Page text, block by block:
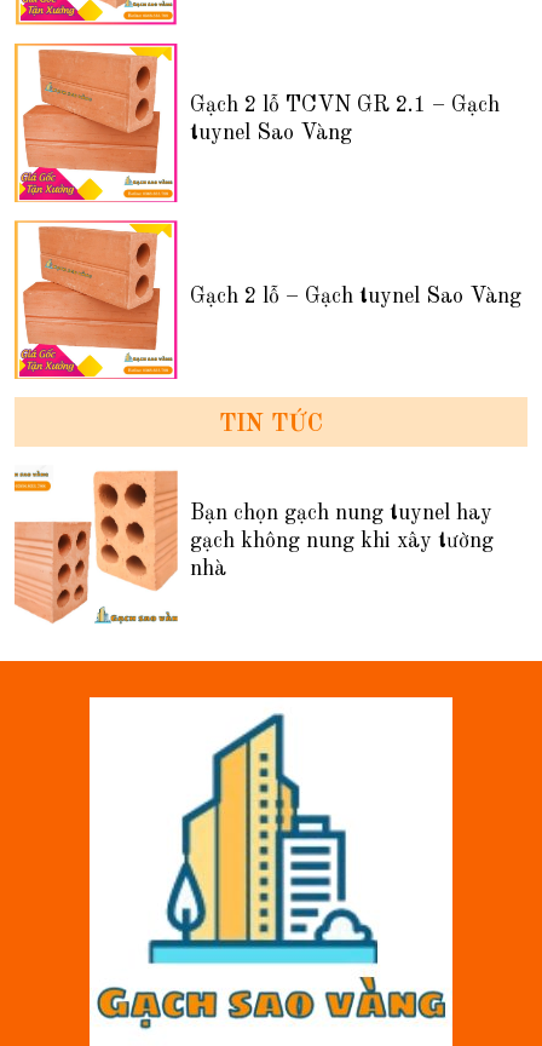
Gạch 2 lỗ TCVN GR 2.1 – Gạch
tuynel Sao Vàng
Gạch 2 lỗ – Gạch tuynel Sao Vàng
TIN TỨC
Bạn chọn gạch nung tuynel hay
gạch không nung khi xây tường
nhà